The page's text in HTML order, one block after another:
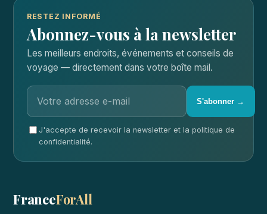
RESTEZ INFORMÉ
Abonnez-vous à la newsletter
Les meilleurs endroits, événements et conseils de
voyage — directement dans votre boîte mail.
S'abonner →
J'accepte de recevoir la newsletter et la politique de
confidentialité.
FranceForAll